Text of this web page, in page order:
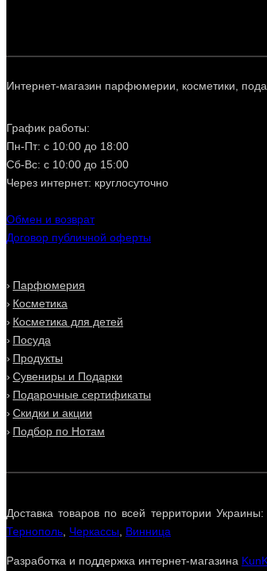
Интернет-магазин парфюмерии, косметики,
График работы:
Пн-Пт: с 10:00 до 18:00
Сб-Вс: с 10:00 до 15:00
Через интернет: круглосуточно
Обмен и возврат
Договор публичной оферты
Парфюмерия
Косметика
Косметика для детей
Посуда
Продукты
Сувениры и Подарки
Подарочные сертификаты
Скидки и акции
Подбор по Нотам
Доставка товаров по всей территории
Тернополь Черкассы Винница
Разработка и поддержка интернет-магазина